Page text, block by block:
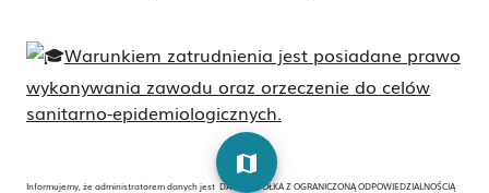
Warunkiem zatrudnienia jest posiadane prawo
wykonywania zawodu oraz orzeczenie do celów
sanitarno-epidemiologicznych.
Informujemy, że administratorem danych jest DAVITA SPÓŁKA Z OGRANICZONĄ ODPOWIEDZIALNOŚCIĄ
map